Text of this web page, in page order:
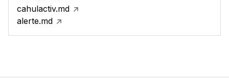
cahulactiv.md
alerte.md